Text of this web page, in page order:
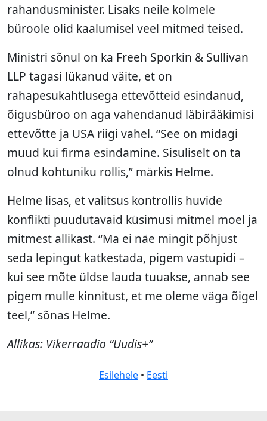
rahandusminister. Lisaks neile kolmele
büroole olid kaalumisel veel mitmed teised.
Ministri sõnul on ka Freeh Sporkin & Sullivan
LLP tagasi lükanud väite, et on
rahapesukahtlusega ettevõtteid esindanud,
õigusbüroo on aga vahendanud läbirääkimisi
ettevõtte ja USA riigi vahel. “See on midagi
muud kui firma esindamine. Sisuliselt on ta
olnud kohtuniku rollis,” märkis Helme.
Helme lisas, et valitsus kontrollis huvide
konflikti puudutavaid küsimusi mitmel moel ja
mitmest allikast. “Ma ei näe mingit põhjust
seda lepingut katkestada, pigem vastupidi –
kui see mõte üldse lauda tuuakse, annab see
pigem mulle kinnitust, et me oleme väga õigel
teel,” sõnas Helme.
Allikas: Vikerraadio “Uudis+”
Esilehele • Eesti